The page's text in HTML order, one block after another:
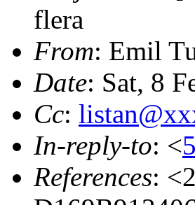
flera
From: Emil
Date: Sat, 8
Cc:
In-reply-to: <
References: